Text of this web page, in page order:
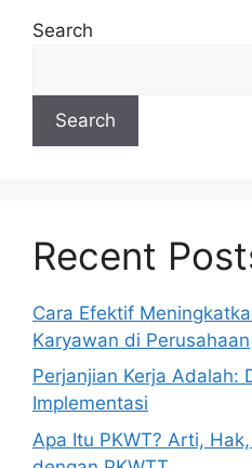
Search
Search
Recent
Cara Efektif
Karyawan di Perusahaan
Perjanjian Kerja Adalah:
Implementasi
Apa Itu PKWT? Arti,